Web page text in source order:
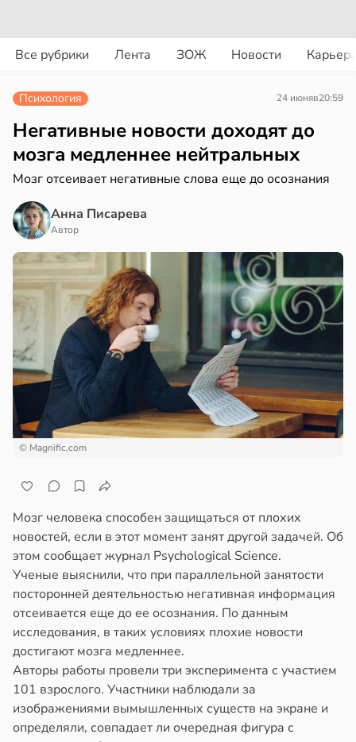
Все рубрики Лента ЗОЖ Новости
в20:58
19:27
Психология 24 июняв20:59
Негативные новости доходят до
мозга медленнее нейтральных
Мозг отсеивает негативные слова еще до осознания
Анна Писарева
Автор
© Magnific.com
Мозг человека способен защищаться от плохих
новостей, если в этот момент занят другой задачей. Об
этом сообщает журнал Psychological Science.
Ученые выяснили, что при параллельной занятости
посторонней деятельностью негативная информация
отсеивается еще до ее осознания. По данным
исследования, в таких условиях плохие новости
достигают мозга медленнее.
Авторы работы провели три эксперимента с участием
101 взрослого. Участники наблюдали за
изображениями вымышленных существ на экране и
определяли, совпадает ли очередная фигура с
19:12